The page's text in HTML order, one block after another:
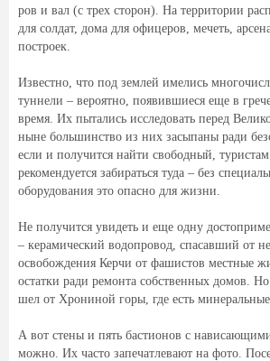
ров и вал (с трех сторон). На территории
для солдат, дома для офицеров, мечеть,
построек.
Известно, что под землей имелись
туннели – вероятно, появившиеся еще в
время. Их пытались исследовать перед
ныне большинство из них засыпаны ради
если и получится найти свободный,
рекомендуется забираться туда – без
оборудования это опасно для жизни.
Не получится увидеть и еще одну
– керамический водопровод, спасавший от
освобождения Керчи от фашистов местные
остатки ради ремонта собственных домов.
шел от Хрониной горы, где есть
А вот стены и пять бастионов с
можно. Их часто запечатлевают на фото.